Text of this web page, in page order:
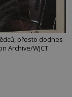
přesto dodnes
Archive/WJCT